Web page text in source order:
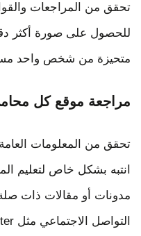
تحقق من المراجعات
للحصول على صورة أكثر
متحيزة من شخص واحد
مراجعة موقع كل
تحقق من المعلومات العامة
انتبه بشكل خاص لتعليم
مدونات أو مقالات ذات